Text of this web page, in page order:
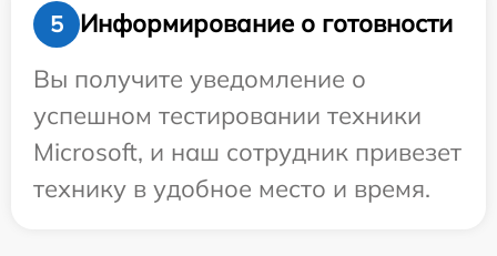
5
Информирование о готовности
Вы получите уведомление о
успешном тестировании техники
Microsoft, и наш сотрудник привезет
технику в удобное место и время.